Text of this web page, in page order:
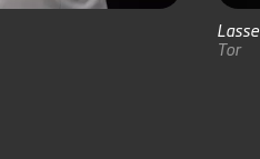
Lasse
Tor